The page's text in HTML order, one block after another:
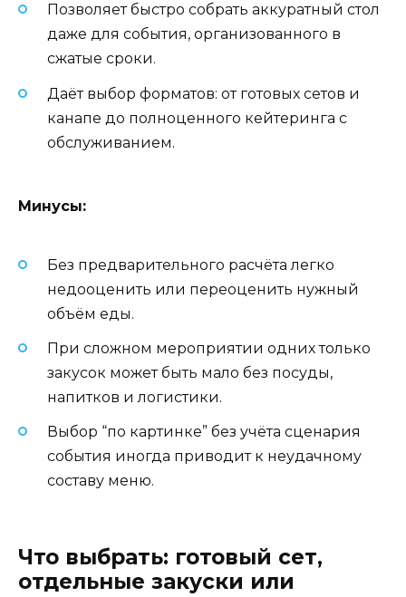
Позволяет быстро собрать аккуратный стол
даже для события, организованного в
сжатые сроки.
Даёт выбор форматов: от готовых сетов и
канапе до полноценного кейтеринга с
обслуживанием.
Минусы:
Без предварительного расчёта легко
недооценить или переоценить нужный
объём еды.
При сложном мероприятии одних только
закусок может быть мало без посуды,
напитков и логистики.
Выбор “по картинке” без учёта сценария
события иногда приводит к неудачному
составу меню.
Что выбрать: готовый сет,
отдельные закуски или